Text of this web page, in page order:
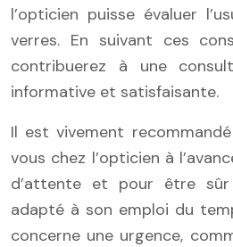
l’opticien puisse évaluer
verres. En suivant ces
contribuerez à une
informative et satisfaisante.
Il est vivement
vous chez l’opticien à
d’attente et pour être sûr
adapté à son emploi du
concerne une urgence,